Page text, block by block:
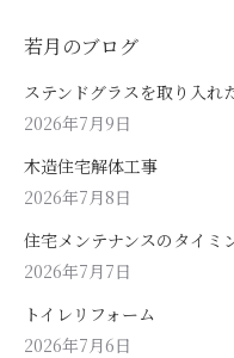
若月のブログ
ステンドグラスを取り入れ
2026年7月9日
木造住宅解体工事
2026年7月8日
住宅メンテナンスのタイミ
2026年7月7日
トイレリフォーム
2026年7月6日